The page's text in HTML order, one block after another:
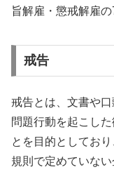
旨解雇・懲戒解雇
戒告
戒告とは、文書や口
問題行動を起こし
とを目的としてお
規則で定めていない